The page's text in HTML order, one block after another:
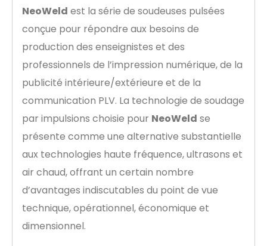
NeoWeld est la série de soudeuses pulsées
conçue pour répondre aux besoins de
production des enseignistes et des
professionnels de l’impression numérique, de la
publicité intérieure/extérieure et de la
communication PLV. La technologie de soudage
par impulsions choisie pour NeoWeld se
présente comme une alternative substantielle
aux technologies haute fréquence, ultrasons et
air chaud, offrant un certain nombre
d’avantages indiscutables du point de vue
technique, opérationnel, économique et
dimensionnel.